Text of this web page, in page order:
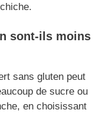
sont-ils moins
sans gluten peut
de sucre ou
en choisissant